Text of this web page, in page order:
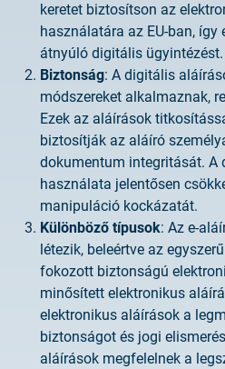
2025.02.26.
Tájékoztatás
2025.05.05.
Teszt tanúsítványok
keretet biztosítson az
használatára az EU-ban,
átnyúló digitális ügyintézést.
Biztonság: A digitális
módszereket alkalmaznak,
Ezek az aláírások
biztosítják az aláíró
dokumentum integritását. A
használata jelentősen
manipuláció kockázatát.
Különböző típusok: Az e-
létezik, beleértve az
fokozott biztonságú
minősített elektronikus
elektronikus aláírások a
biztonságot és jogi
aláírások megfelelnek a